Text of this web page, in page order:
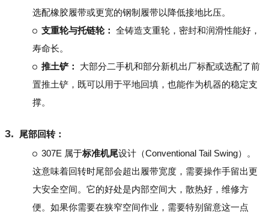
选配橡胶履带或更宽的钢制履带以降低接地比压。
支重轮与托链轮： 全铸造支重轮，密封和润滑性能好，
寿命长。
推土铲：
大部分二手机和部分新机出厂标配或选配了前
置推土铲，既可以用于平地回填，也能作为机器的稳定支
撑。
尾部回转：
307E 属于标准机尾设计（Conventional Tail Swing）。
这意味着回转时尾部会超出履带宽度，需要操作手留出更
大安全空间。它的好处是内部空间大，散热好，维修方
便。如果你需要在狭窄空间作业，需要特别留意这一点